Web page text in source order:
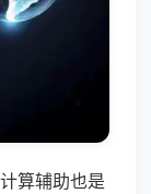
算辅助也是